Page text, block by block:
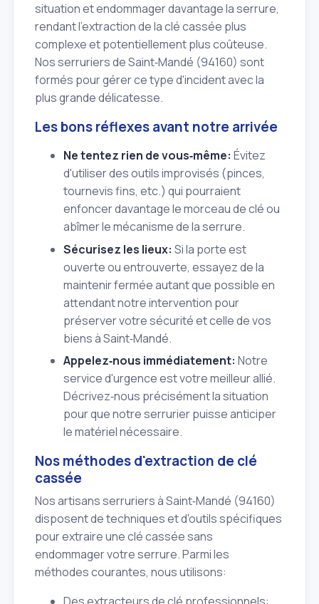
situation et endommager davantage la serrure,
rendant l'extraction de la clé cassée plus
complexe et potentiellement plus coûteuse.
Nos serruriers de Saint‑Mandé (94160) sont
formés pour gérer ce type d'incident avec la
plus grande délicatesse.
Les bons réflexes avant notre arrivée
Ne tentez rien de vous‑même: Évitez
d'utiliser des outils improvisés (pinces,
tournevis fins, etc.) qui pourraient
enfoncer davantage le morceau de clé ou
abîmer le mécanisme de la serrure.
Sécurisez les lieux: Si la porte est
ouverte ou entrouverte, essayez de la
maintenir fermée autant que possible en
attendant notre intervention pour
préserver votre sécurité et celle de vos
biens à Saint‑Mandé.
Appelez‑nous immédiatement: Notre
service d'urgence est votre meilleur allié.
Décrivez‑nous précisément la situation
pour que notre serrurier puisse anticiper
le matériel nécessaire.
Nos méthodes d'extraction de clé
cassée
Nos artisans serruriers à Saint‑Mandé (94160)
disposent de techniques et d'outils spécifiques
pour extraire une clé cassée sans
endommager votre serrure. Parmi les
méthodes courantes, nous utilisons: